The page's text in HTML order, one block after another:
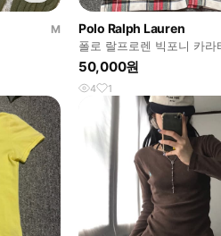
M
Polo Ralph Lauren
폴로 랄프로렌 빅포니 카라
크
50,000원
4 1